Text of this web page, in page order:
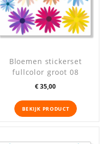
Bloemen stickerset
fullcolor groot 08
Prijs
€ 35,00
BEKIJK PRODUCT